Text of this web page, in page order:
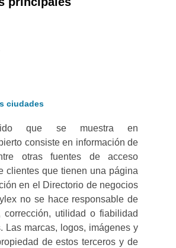
ciudades
que se muestra en
consiste en información de
otras fuentes de acceso
clientes que tienen una página
en el Directorio de negocios
no se hace responsable de
corrección, utilidad o fiabilidad
Las marcas, logos, imágenes y
de estos terceros y de